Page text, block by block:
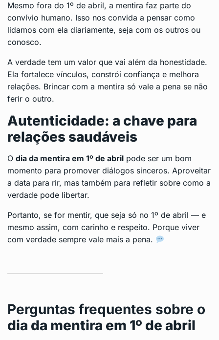
Mesmo fora do 1º de abril, a mentira faz parte do
convívio humano. Isso nos convida a pensar como
lidamos com ela diariamente, seja com os outros ou
conosco.
A verdade tem um valor que vai além da honestidade.
Ela fortalece vínculos, constrói confiança e melhora
relações. Brincar com a mentira só vale a pena se não
ferir o outro.
Autenticidade: a chave para
relações saudáveis
O dia da mentira em 1º de abril pode ser um bom
momento para promover diálogos sinceros. Aproveitar
a data para rir, mas também para refletir sobre como a
verdade pode libertar.
Portanto, se for mentir, que seja só no 1º de abril — e
mesmo assim, com carinho e respeito. Porque viver
com verdade sempre vale mais a pena.
Perguntas frequentes sobre o
dia da mentira em 1º de abril